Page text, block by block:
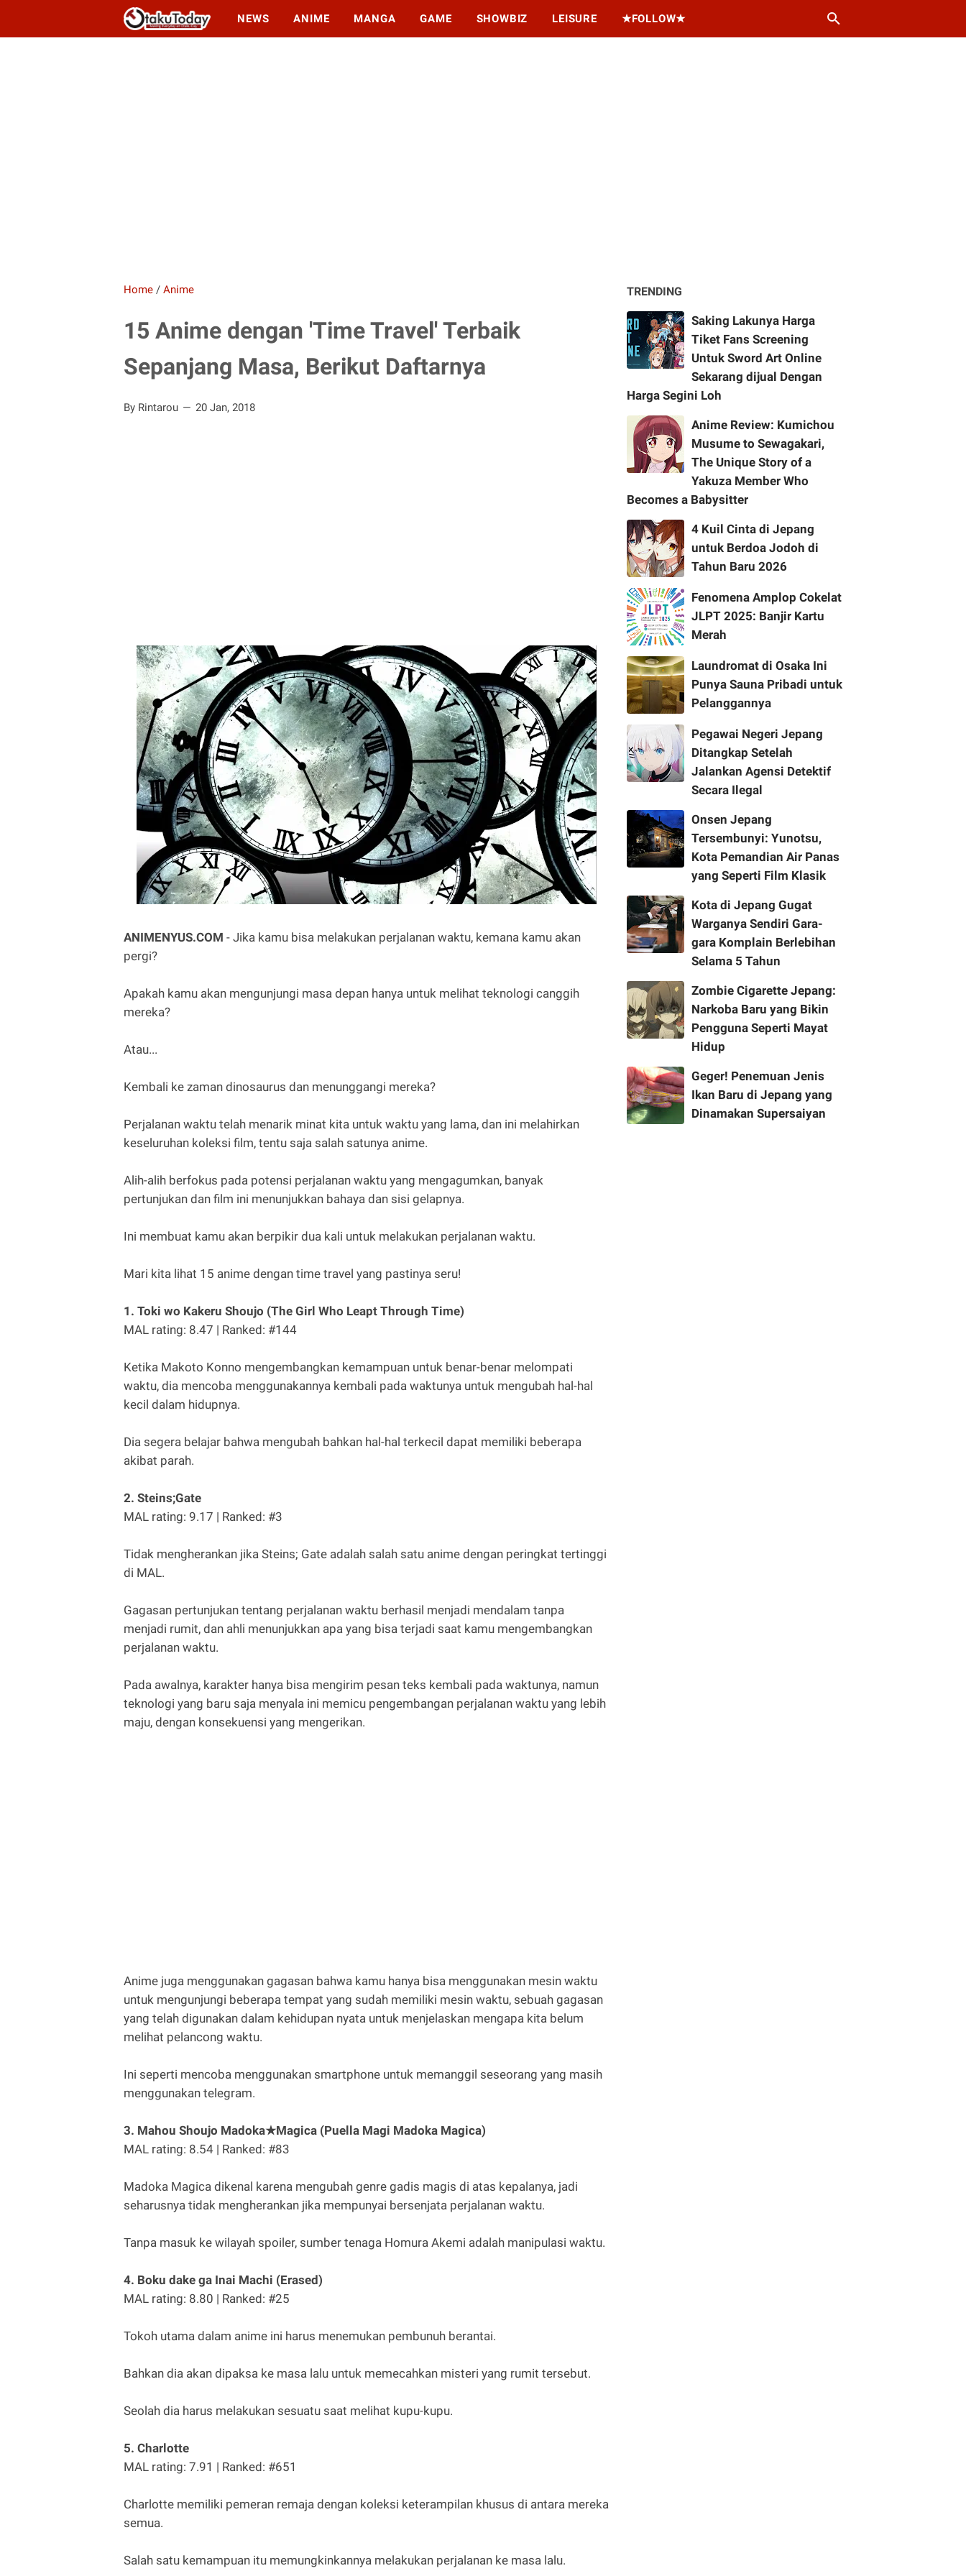
NEWS ANIME MANGA GAME SHOWBIZ LEISURE ★FOLLOW★
Home / Anime
15 Anime dengan 'Time Travel' Terbaik
Sepanjang Masa, Berikut Daftarnya
By Rintarou 20 Jan, 2018
ANIMENYUS.COM - Jika kamu bisa melakukan perjalanan waktu, kemana kamu akan
pergi?
Apakah kamu akan mengunjungi masa depan hanya untuk melihat teknologi canggih
mereka?
Atau...
Kembali ke zaman dinosaurus dan menunggangi mereka?
Perjalanan waktu telah menarik minat kita untuk waktu yang lama, dan ini melahirkan
keseluruhan koleksi film, tentu saja salah satunya anime.
Alih-alih berfokus pada potensi perjalanan waktu yang mengagumkan, banyak
pertunjukan dan film ini menunjukkan bahaya dan sisi gelapnya.
Ini membuat kamu akan berpikir dua kali untuk melakukan perjalanan waktu.
Mari kita lihat 15 anime dengan time travel yang pastinya seru!
1. Toki wo Kakeru Shoujo (The Girl Who Leapt Through Time)
MAL rating: 8.47 | Ranked: #144
Ketika Makoto Konno mengembangkan kemampuan untuk benar-benar melompati
waktu, dia mencoba menggunakannya kembali pada waktunya untuk mengubah hal-hal
kecil dalam hidupnya.
Dia segera belajar bahwa mengubah bahkan hal-hal terkecil dapat memiliki beberapa
akibat parah.
2. Steins;Gate
MAL rating: 9.17 | Ranked: #3
Tidak mengherankan jika Steins; Gate adalah salah satu anime dengan peringkat tertinggi
di MAL.
Gagasan pertunjukan tentang perjalanan waktu berhasil menjadi mendalam tanpa
menjadi rumit, dan ahli menunjukkan apa yang bisa terjadi saat kamu mengembangkan
perjalanan waktu.
Pada awalnya, karakter hanya bisa mengirim pesan teks kembali pada waktunya, namun
teknologi yang baru saja menyala ini memicu pengembangan perjalanan waktu yang lebih
maju, dengan konsekuensi yang mengerikan.
Anime juga menggunakan gagasan bahwa kamu hanya bisa menggunakan mesin waktu
untuk mengunjungi beberapa tempat yang sudah memiliki mesin waktu, sebuah gagasan
yang telah digunakan dalam kehidupan nyata untuk menjelaskan mengapa kita belum
melihat pelancong waktu.
Ini seperti mencoba menggunakan smartphone untuk memanggil seseorang yang masih
menggunakan telegram.
3. Mahou Shoujo Madoka★Magica (Puella Magi Madoka Magica)
MAL rating: 8.54 | Ranked: #83
Madoka Magica dikenal karena mengubah genre gadis magis di atas kepalanya, jadi
seharusnya tidak mengherankan jika mempunyai bersenjata perjalanan waktu.
Tanpa masuk ke wilayah spoiler, sumber tenaga Homura Akemi adalah manipulasi waktu.
4. Boku dake ga Inai Machi (Erased)
MAL rating: 8.80 | Ranked: #25
Tokoh utama dalam anime ini harus menemukan pembunuh berantai.
Bahkan dia akan dipaksa ke masa lalu untuk memecahkan misteri yang rumit tersebut.
Seolah dia harus melakukan sesuatu saat melihat kupu-kupu.
5. Charlotte
MAL rating: 7.91 | Ranked: #651
Charlotte memiliki pemeran remaja dengan koleksi keterampilan khusus di antara mereka
semua.
Salah satu kemampuan itu memungkinkannya melakukan perjalanan ke masa lalu.
TRENDING
Saking Lakunya Harga
Tiket Fans Screening
Untuk Sword Art Online
Sekarang dijual Dengan
Harga Segini Loh
Anime Review: Kumichou
Musume to Sewagakari,
The Unique Story of a
Yakuza Member Who
Becomes a Babysitter
4 Kuil Cinta di Jepang
untuk Berdoa Jodoh di
Tahun Baru 2026
Fenomena Amplop Cokelat
JLPT 2025: Banjir Kartu
Merah
Laundromat di Osaka Ini
Punya Sauna Pribadi untuk
Pelanggannya
Pegawai Negeri Jepang
Ditangkap Setelah
Jalankan Agensi Detektif
Secara Ilegal
Onsen Jepang
Tersembunyi: Yunotsu,
Kota Pemandian Air Panas
yang Seperti Film Klasik
Kota di Jepang Gugat
Warganya Sendiri Gara-
gara Komplain Berlebihan
Selama 5 Tahun
Zombie Cigarette Jepang:
Narkoba Baru yang Bikin
Pengguna Seperti Mayat
Hidup
Geger! Penemuan Jenis
Ikan Baru di Jepang yang
Dinamakan Supersaiyan